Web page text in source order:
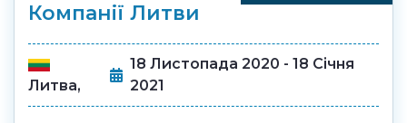
Компанії Литви
Литва,
18 Листопада 2020 - 18 Січня
2021